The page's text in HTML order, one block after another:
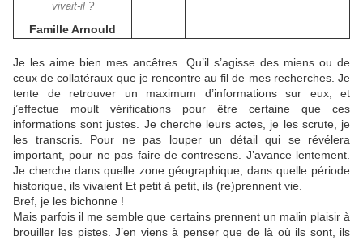
vivait-il ?
Famille Arnould
Je les aime bien mes ancêtres. Qu’il s’agisse des miens ou de
ceux de collatéraux que je rencontre au fil de mes recherches. Je
tente de retrouver un maximum d’informations sur eux, et
j’effectue moult vérifications pour être certaine que ces
informations sont justes. Je cherche leurs actes, je les scrute, je
les transcris. Pour ne pas louper un détail qui se révélera
important, pour ne pas faire de contresens. J’avance lentement.
Je cherche dans quelle zone géographique, dans quelle période
historique, ils vivaient Et petit à petit, ils (re)prennent vie.
Bref, je les bichonne !
Mais parfois il me semble que certains prennent un malin plaisir à
brouiller les pistes. J’en viens à penser que de là où ils sont, ils